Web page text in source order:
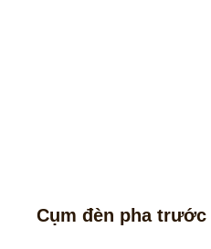
Cụm đèn pha trước